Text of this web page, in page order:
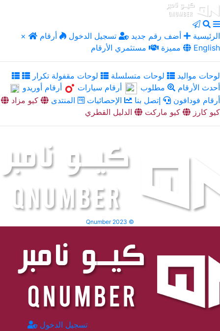
× الرئيسية أضف رقم جديد تسجيل الدخول
أرقام
مميزة
مستثمري الأرقام English
لوحات مواليد لوحات متسلسلة
لوحات مقفولة تكرار
أحدث الأرقام
مطلوب أرقام سيارات
أرقام أوريدو
أرقام فودافون
إتصل بنا الإحصائيات المنتدى
كيو مزاد
كيو كارز
كيو ماركت الدليل القطري
Qnumber 2023 ©
تسجيل الدخول